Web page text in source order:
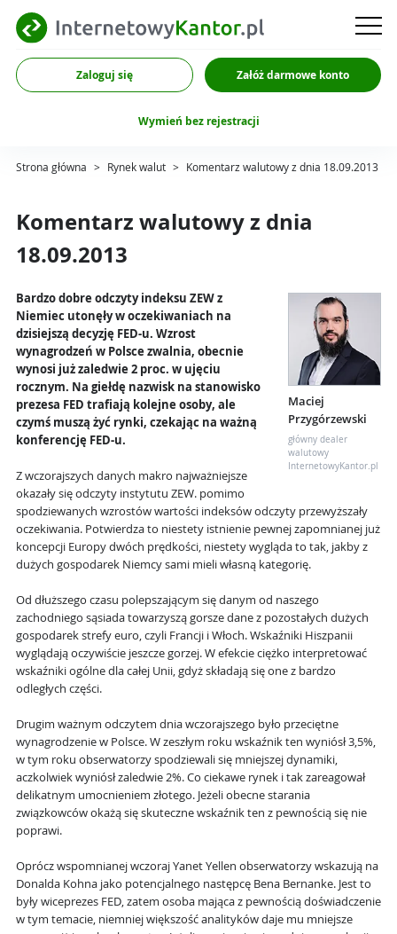
Zaloguj się Załóż darmowe konto
Wymień bez rejestracji
Strona główna > Rynek walut > Komentarz walutowy z dnia 18.09.2013
Komentarz walutowy z dnia
18.09.2013
Maciej
Przygórzewski
główny dealer
walutowy
InternetowyKantor.pl
Bardzo dobre odczyty indeksu ZEW z
Niemiec utonęły w oczekiwaniach na
dzisiejszą decyzję FED-u. Wzrost
wynagrodzeń w Polsce zwalnia, obecnie
wynosi już zaledwie 2 proc. w ujęciu
rocznym. Na giełdę nazwisk na stanowisko
prezesa FED trafiają kolejne osoby, ale
czymś muszą żyć rynki, czekając na ważną
konferencję FED-u.
Z wczorajszych danych makro najważniejsze
okazały się odczyty instytutu ZEW. pomimo
spodziewanych wzrostów wartości indeksów odczyty przewyższały
oczekiwania. Potwierdza to niestety istnienie pewnej zapomnianej już
koncepcji Europy dwóch prędkości, niestety wygląda to tak, jakby z
dużych gospodarek Niemcy sami mieli własną kategorię.
Od dłuższego czasu polepszającym się danym od naszego
zachodniego sąsiada towarzyszą gorsze dane z pozostałych dużych
gospodarek strefy euro, czyli Francji i Włoch. Wskaźniki Hiszpanii
wyglądają oczywiście jeszcze gorzej. W efekcie ciężko interpretować
wskaźniki ogólne dla całej Unii, gdyż składają się one z bardzo
odległych części.
Drugim ważnym odczytem dnia wczorajszego było przeciętne
wynagrodzenie w Polsce. W zeszłym roku wskaźnik ten wyniósł 3,5%,
w tym roku obserwatorzy spodziewali się mniejszej dynamiki,
aczkolwiek wyniósł zaledwie 2%. Co ciekawe rynek i tak zareagował
delikatnym umocnieniem złotego. Jeżeli obecne starania
związkowców okażą się skuteczne wskaźnik ten z pewnością się nie
poprawi.
Oprócz wspomnianej wczoraj Yanet Yellen obserwatorzy wskazują na
Donalda Kohna jako potencjalnego następcę Bena Bernanke. Jest to
były wiceprezes FED, zatem osoba mająca z pewnością doświadczenie
w tym temacie, niemniej większość analityków daje mu mniejsze